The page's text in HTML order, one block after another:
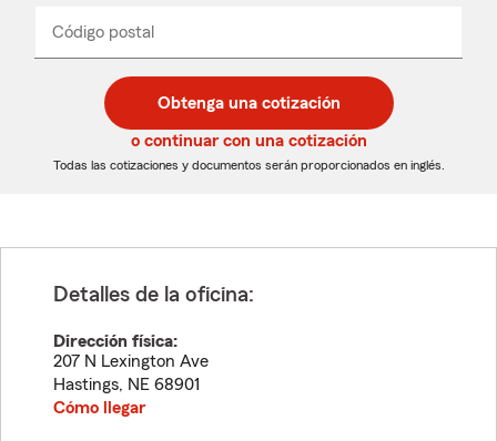
desplegable
Código postal
de
5
dígitos
de
5
dígitos
_____
Obtenga una cotización
o continuar con una cotización
Todas las cotizaciones y documentos serán proporcionados en inglés.
Detalles de la oficina:
Dirección física:
207 N Lexington Ave
Hastings, NE 68901
Cómo llegar